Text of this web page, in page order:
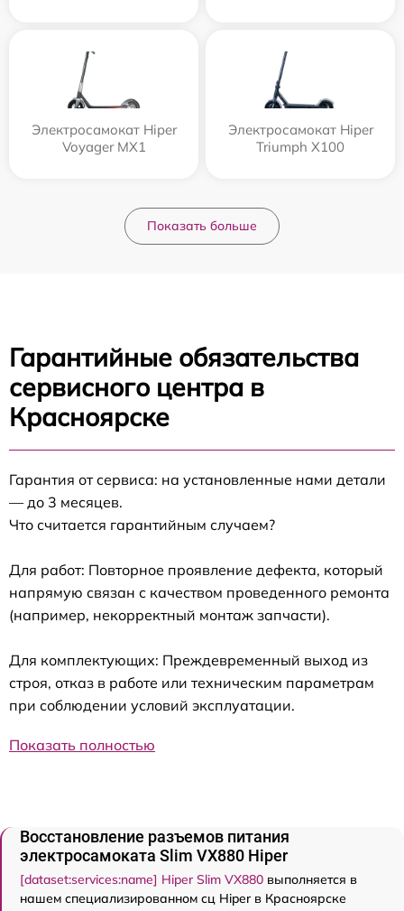
Электросамокат Hiper
Voyager MX1
Электросамокат Hiper
Triumph X100
Показать больше
Гарантийные обязательства
сервисного центра в
Красноярске
Гарантия от сервиса: на установленные нами детали
— до 3 месяцев.
Что считается гарантийным случаем?
Для работ: Повторное проявление дефекта, который
напрямую связан с качеством проведенного ремонта
(например, некорректный монтаж запчасти).
Для комплектующих: Преждевременный выход из
строя, отказ в работе или техническим параметрам
при соблюдении условий эксплуатации.
Показать полностью
Восстановление разъемов питания
электросамоката Slim VX880 Hiper
[dataset:services:name] Hiper Slim VX880 выполняется в
нашем специализированном сц Hiper в Красноярске